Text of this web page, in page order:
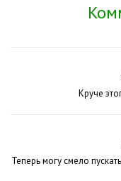
Круче
Теперь могу смело